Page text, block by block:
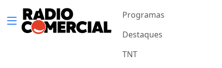
Programas
Destaques
TNT